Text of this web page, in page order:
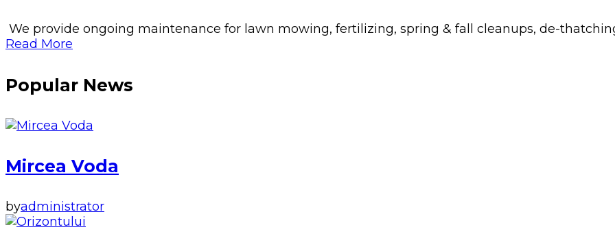
We provide ongoing maintenance for lawn mowing, fertilizing, spring & fall cleanups, de-
Read More
Popular News
Mircea Voda
byadministrator